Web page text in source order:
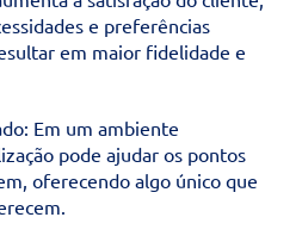
e preferências
em maior fidelidade e
Em um ambiente
pode ajudar os pontos
oferecendo algo único que